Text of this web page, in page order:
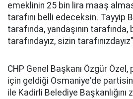
emeklinin 25 bin lira maaş
tarafını belli edeceksin. Tayyip
tarafında, yandaşının tarafında,
tarafındayız, sizin
CHP Genel Başkanı Özgür
için geldiği Osmaniye'de
ile Kadirli Belediye